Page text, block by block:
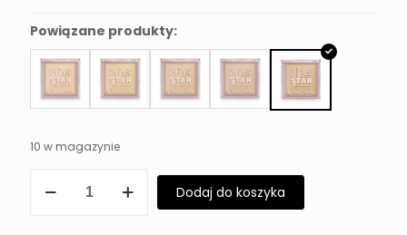
Powiązane produkty:
10 w magazynie
Puder
Dodaj do koszyka